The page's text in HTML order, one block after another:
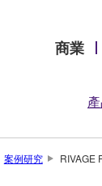
商業
案例研究 RIVAGE